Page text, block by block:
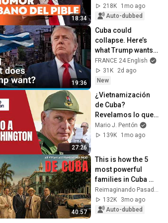
18:34
make people laugh.
218K
1mo ago
Auto-dubbed
19:36
Cuba could
collapse. Here’s
what Trump wants. •
FRANCE 24 English
FRANCE 24 English
31K
2d ago
New
27:26
¿Vietnamización
de Cuba?
Revelamos lo que
esconde el
discurso de Díaz-
Mario J. Pentón
139K
1mo ago
40:57
This is how the 5
most powerful
families in Cuba
lived before the
Revolution
(Reconstruction
132K
3mo ago
Auto-dubbed